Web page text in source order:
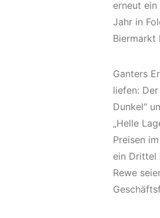
erneut
Jahr in
Biermarkt
Ganters
liefen:
Dunkel“
„Helle
Preisen
ein Drittel
Rewe